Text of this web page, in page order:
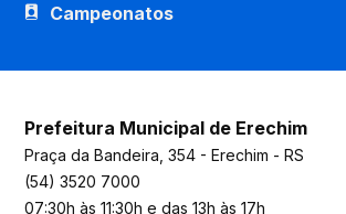
Campeonatos
Prefeitura Municipal de Erechim
Praça da Bandeira, 354 - Erechim - RS
(54) 3520 7000
07:30h às 11:30h e das 13h às 17h